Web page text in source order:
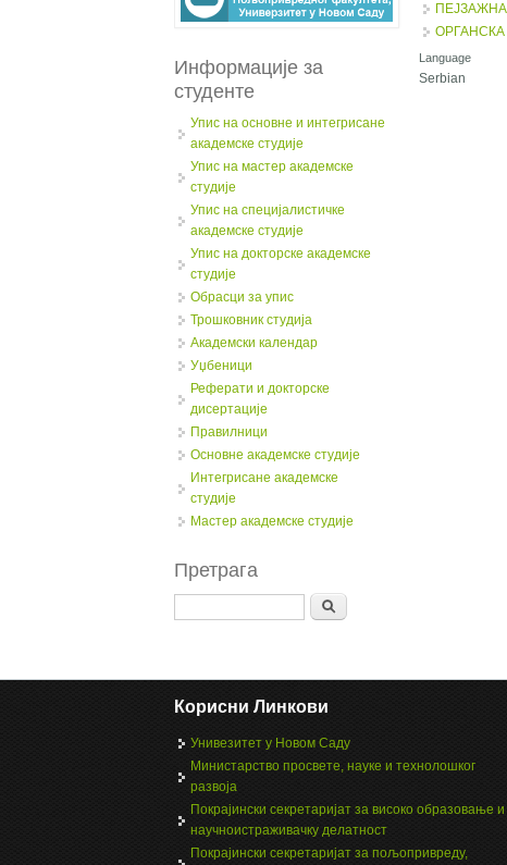
Language
Serbian
Информације за
студенте
Упис на основне и интегрисане
академске студије
Упис на мастер академске
студије
Упис на специјалистичке
академске студије
Упис на докторске академске
студије
Обрасци за упис
Трошковник студија
Академски календар
Уџбеници
Реферати и докторске
дисертације
Правилници
Oсновне академске студије
Интегрисане академске
студије
Мастер академске студије
Претрага
Корисни Линкови
Унивезитет у Новом Саду
Министарство просвете, науке и технолошког
развоја
Покрајински секретаријат за високо образовање и
научноистраживачку делатност
Покрајински секретаријат за пољопривреду,